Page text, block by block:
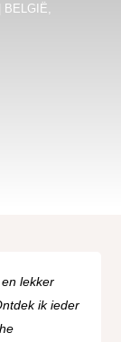
BELGIË
lekker
ik ieder